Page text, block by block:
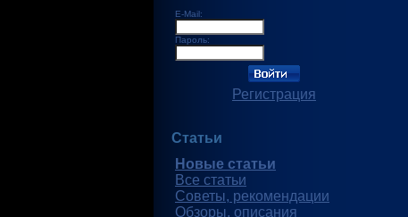
E-Mail:
Пароль:
Регистрация
Статьи
Новые статьи
Все статьи
Советы, рекомендации
Обзоры, описания